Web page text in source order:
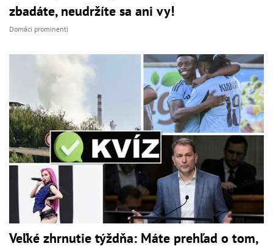
zbadáte, neudržíte sa ani vy!
Domáci prominenti
Veľké zhrnutie týždňa: Máte prehľad o tom,